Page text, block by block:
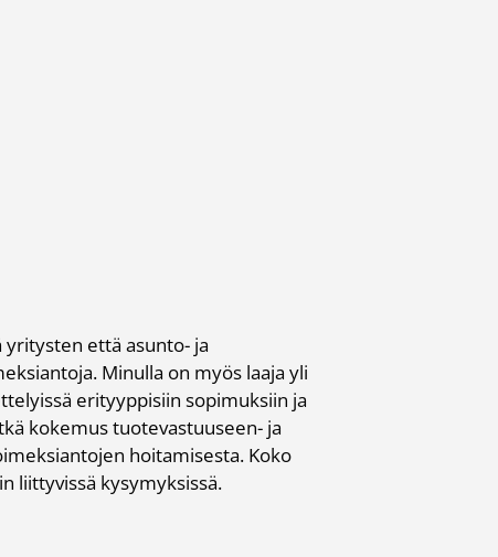
yritysten että asunto- ja
Minulla on myös laaja yli
erityyppisiin sopimuksiin ja
kokemus tuotevastuuseen- ja
hoitamisesta. Koko
liittyvissä kysymyksissä.